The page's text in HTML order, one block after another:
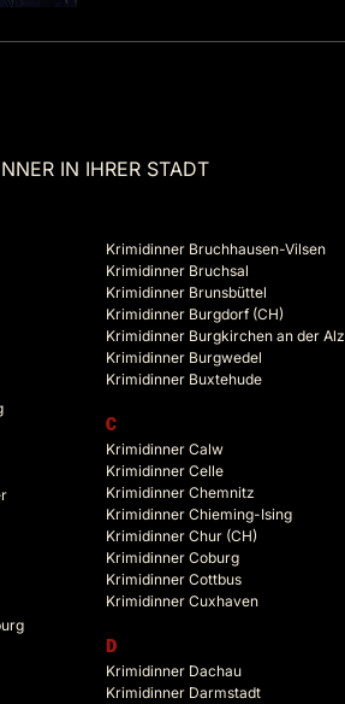
IN IHRER STADT
Krimidinner Bruchhausen-Vilsen
Krimidinner Bruchsal
Krimidinner Brunsbüttel
Krimidinner Burgdorf (CH)
Krimidinner Burgkirchen an der Alz
Krimidinner Burgwedel
Krimidinner Buxtehude
C
Krimidinner Calw
Krimidinner Celle
Krimidinner Chemnitz
Krimidinner Chieming-Ising
Krimidinner Chur (CH)
Krimidinner Coburg
Krimidinner Cottbus
Krimidinner Cuxhaven
D
Krimidinner Dachau
Krimidinner Darmstadt